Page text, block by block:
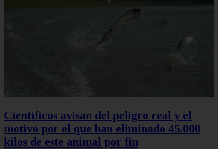
Científicos avisan del peligro real y el
motivo por el que han eliminado 45.000
kilos de este animal por fin